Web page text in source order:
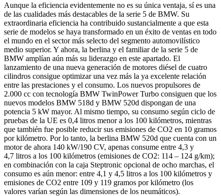
Aunque la eficiencia evidentemente no es su única ventaja, sí es una
de las cualidades más destacables de la serie 5 de BMW. Su
extraordinaria eficiencia ha contribuido sustancialmente a que esta
serie de modelos se haya transformado en un éxito de ventas en todo
el mundo en el sector más selecto del segmento automovilístico
medio superior. Y ahora, la berlina y el familiar de la serie 5 de
BMW amplían aún más su liderazgo en este apartado. El
lanzamiento de una nueva generación de motores diésel de cuatro
cilindros consigue optimizar una vez más la ya excelente relación
entre las prestaciones y el consumo. Los nuevos propulsores de
2.000 cc con tecnología BMW TwinPower Turbo consiguen que los
nuevos modelos BMW 518d y BMW 520d dispongan de una
potencia 5 kW mayor. Al mismo tiempo, su consumo según ciclo de
pruebas de la UE es 0,4 litros menor a los 100 kilómetros, mientras
que también fue posible reducir sus emisiones de CO2 en 10 gramos
por kilómetro. Por lo tanto, la berlina BMW 520d que cuenta con un
motor de ahora 140 kW/190 CV, apenas consume entre 4,3 y
4,7 litros a los 100 kilómetros (emisiones de CO2: 114 – 124 g/km);
en combinación con la caja Steptronic opcional de ocho marchas, el
consumo es aún menor: entre 4,1 y 4,5 litros a los 100 kilómetros y
emisiones de CO2 entre 109 y 119 gramos por kilómetro (los
valores varían según las dimensiones de los neumáticos).